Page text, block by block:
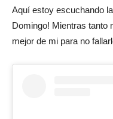
Aquí estoy escuchando
Domingo! Mientras tanto
mejor de mi para no